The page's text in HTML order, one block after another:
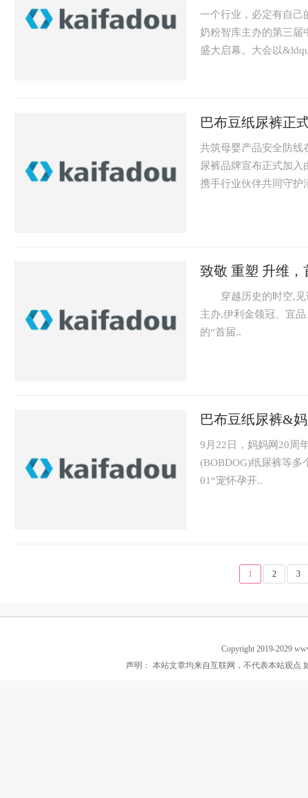
一个行业，必定有自己
奶粉智库主办的第三届
盛大启幕。大会以
巴布豆纸尿裤正
共筑母婴产品安全防线
尿裤品牌宣布正式加
携手行业伙伴共同守护
致敬 重塑 升维
穿越历史的时空,见
主办,伊利金领冠、宜
的“首届..
巴布豆纸尿裤&
9月22日，妈妈网20周
(BOBDOG)纸尿裤等多
01“宠怀孕开..
1 2 3
Copyright 2019-2029
声明： 本站文章均来自互联网，不代表本站观点